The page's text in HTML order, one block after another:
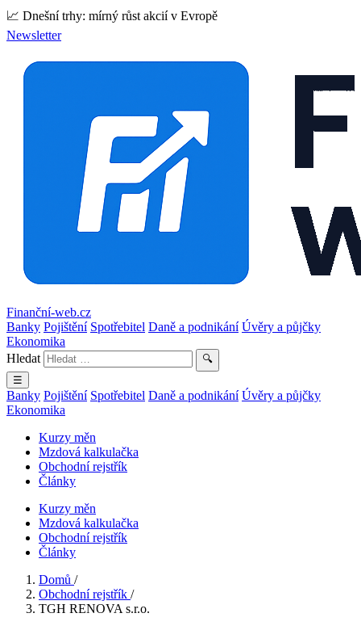
📈 Dnešní trhy: mírný růst akcií v Evropě
Newsletter
Finanční-web.cz
Banky Pojištění Spotřebitel Daně a podnikání Úvěry a půjčky
Ekonomika
Hledat
🔍
☰
Banky Pojištění Spotřebitel Daně a podnikání Úvěry a půjčky
Ekonomika
Kurzy měn
Mzdová kalkulačka
Obchodní rejstřík
Články
Kurzy měn
Mzdová kalkulačka
Obchodní rejstřík
Články
Domů /
Obchodní rejstřík /
TGH RENOVA s.r.o.